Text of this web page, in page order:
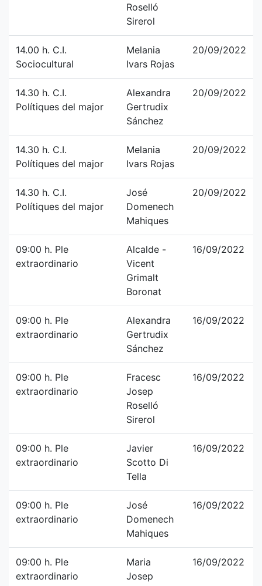
Roselló
Sirerol
14.00 h. C.I.
Sociocultural
Melania
Ivars Rojas
20/09/2022
14.30 h. C.I.
Polítiques del major
Alexandra
Gertrudix
Sánchez
20/09/2022
14.30 h. C.I.
Polítiques del major
Melania
Ivars Rojas
20/09/2022
14.30 h. C.I.
Polítiques del major
José
Domenech
Mahiques
20/09/2022
09:00 h. Ple
extraordinario
Alcalde -
Vicent
Grimalt
Boronat
16/09/2022
09:00 h. Ple
extraordinario
Alexandra
Gertrudix
Sánchez
16/09/2022
09:00 h. Ple
extraordinario
Fracesc
Josep
Roselló
Sirerol
16/09/2022
09:00 h. Ple
extraordinario
Javier
Scotto Di
Tella
16/09/2022
09:00 h. Ple
extraordinario
José
Domenech
Mahiques
16/09/2022
09:00 h. Ple
extraordinario
Maria
Josep
16/09/2022